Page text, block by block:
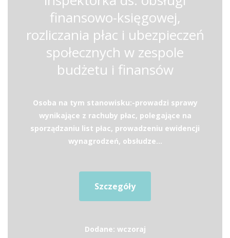
finansowo-księgowej,
rozliczania płac i ubezpieczeń
społecznych w zespole
budżetu i finansów
Osoba na tym stanowisku:-prowadzi sprawy
wynikające z rachuby płac, polegające na
sporządzaniu list płac, prowadzeniu ewidencji
wynagrodzeń, obsłudze...
Szczegóły
Dodane: wczoraj